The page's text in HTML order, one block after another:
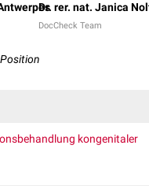
Dr. rer. nat. Janica
DocCheck Team
kongenitaler